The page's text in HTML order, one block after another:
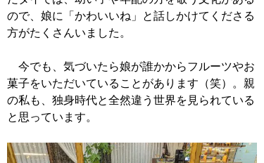
ので、娘に「かわいいね」と話しかけてくださる
方がたくさんいました。
今でも、気づいたら娘が誰かからフルーツやお
菓子をいただいていることがあります（笑）。親
の私も、独身時代と全然違う世界を見られている
と思っています。